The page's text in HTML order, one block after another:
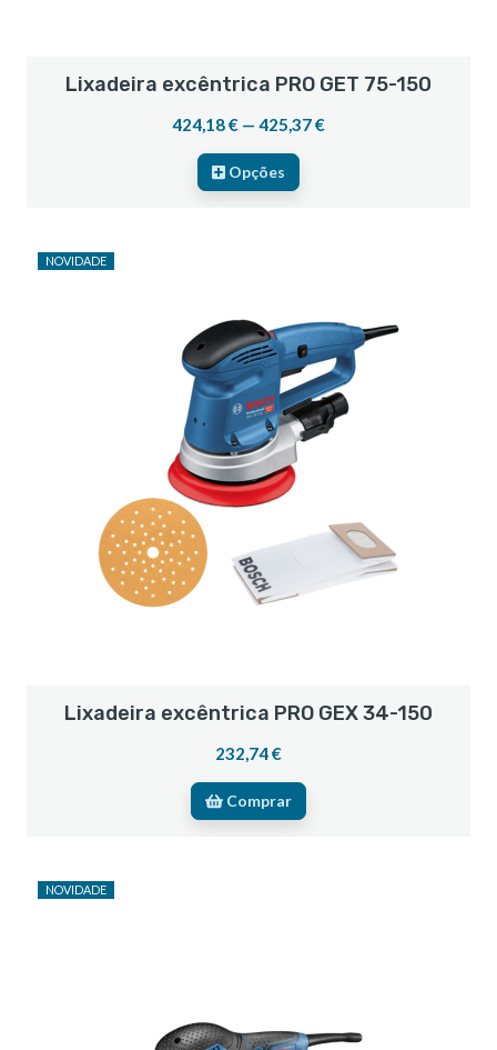
Lixadeira excêntrica PRO GET 75-150
424,18 € — 425,37 €
Opções
NOVIDADE
Lixadeira excêntrica PRO GEX 34-150
232,74 €
Comprar
NOVIDADE